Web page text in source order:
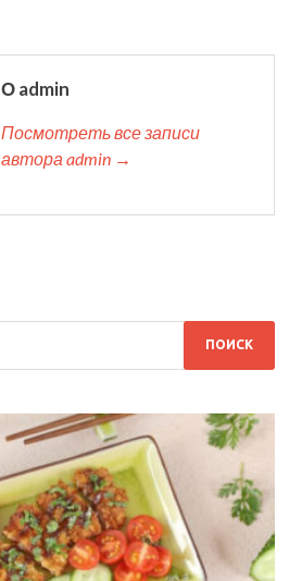
О admin
Посмотреть все записи
автора admin →